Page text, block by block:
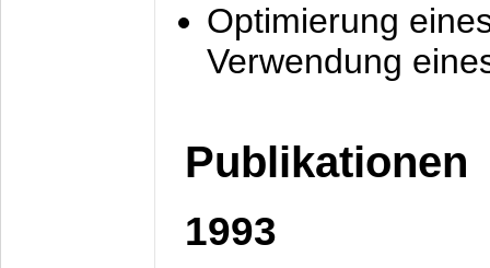
Optimierung
Verwendung
Publikationen
1993